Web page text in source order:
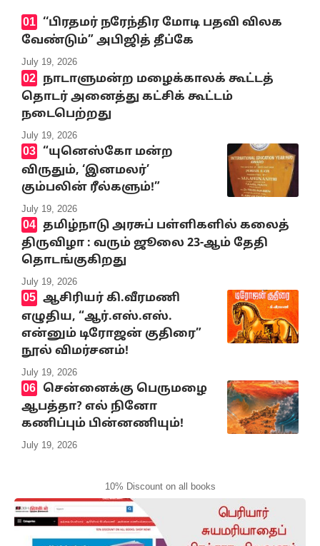
‘‘பிரதமர் நரேந்திர மோடி பதவி விலக
வேண்டும்” அபிஜித் தீப்கே
July 19, 2026
நாடாளுமன்ற மழைக்காலக் கூட்டத்
தொடர் அனைத்து கட்சிக் கூட்டம்
நடைபெற்றது
July 19, 2026
“யுனெஸ்கோ மன்ற
விருதும், ‘இனமலர்’
கும்பலின் ரீல்களும்!”
July 19, 2026
தமிழ்நாடு அரசுப் பள்ளிகளில் கலைத்
திருவிழா : வரும் ஜூலை 23-ஆம் தேதி
தொடங்குகிறது
July 19, 2026
ஆசிரியர் கி.வீரமணி
எழுதிய, “ஆர்.எஸ்.எஸ்.
என்னும் டிரோஜன் குதிரை”
நூல் விமர்சனம்!
July 19, 2026
சென்னைக்கு பெருமழை
ஆபத்தா? எல் நினோ
கணிப்பும் பின்னணியும்!
July 19, 2026
10% Discount on all books